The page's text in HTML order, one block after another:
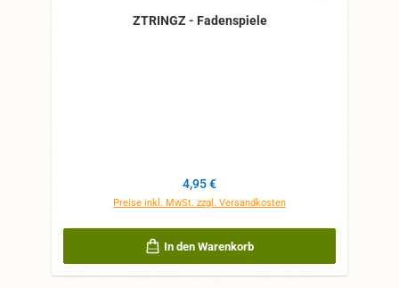
ZTRINGZ - Fadenspiele
Regulärer Preis:
4,95 €
Preise inkl. MwSt. zzgl. Versandkosten
In den Warenkorb